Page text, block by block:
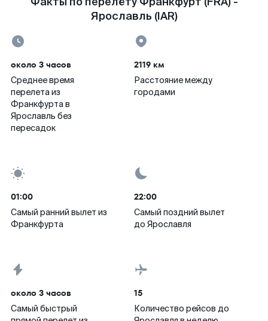
Ярославль (IAR)
около 3 часов
Среднее время
перелета из
Франкфурта в
Ярославль без
пересадок
2119 км
Расстояние между
городами
01:00
Самый ранний вылет из
Франкфурта
22:00
Самый поздний вылет
до Ярославля
около 3 часов
Самый быстрый
15
Количество рейсов до